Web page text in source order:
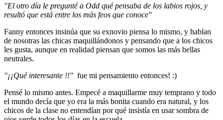
"El otro día le pregunté a Odd qué pensaba de los labios rojos, y
resultó que está entre los más feos que conoce"
Fanny entonces insinúa que su exnovio piensa lo mismo, y hablan
de nosotras las chicas maquillándonos y pensando que a los chicos
les gusta, aunque en realidad piensan que somos las más bellas
neutrales.
"¡¡Qué interesante !!" fue mi pensamiento entonces! :)
Pensé lo mismo antes. Empecé a maquillarme muy temprano y todo
el mundo decía que yo era la más bonita cuando era natural, y los
chicos de la clase no entendían por qué insistía en usar sombra de